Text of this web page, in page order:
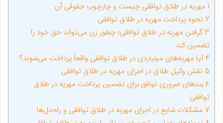
1 مهریه در طلاق توافقی چیست و چارچوب حقوقی آن
2 نحوه پرداخت مهریه در طلاق توافقی
3گرفتن مهریه در طلاق توافقی؛ چطور زن می‌تواند حق خود را
تضمین کند
4آیا مهریه‌های میلیاردی در طلاق توافقی واقعاً پرداخت می‌شوند؟
5 نقش وکیل طلاق در اجرای مهریه در طلاق توافقی
6 بندهای ضروری توافق برای تضمین پرداخت مهریه در طلاق
توافقی
7 مشکلات شایع در اجرای مهریه در طلاق توافقی و راه‌حل‌ها